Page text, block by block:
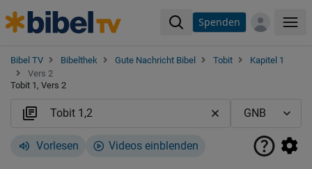
Spenden
Bibel TV Bibelthek Gute Nachricht Bibel Tobit
Kapitel 1
Vers 2
Tobit 1, Vers 2
Vorlesen Videos einblenden